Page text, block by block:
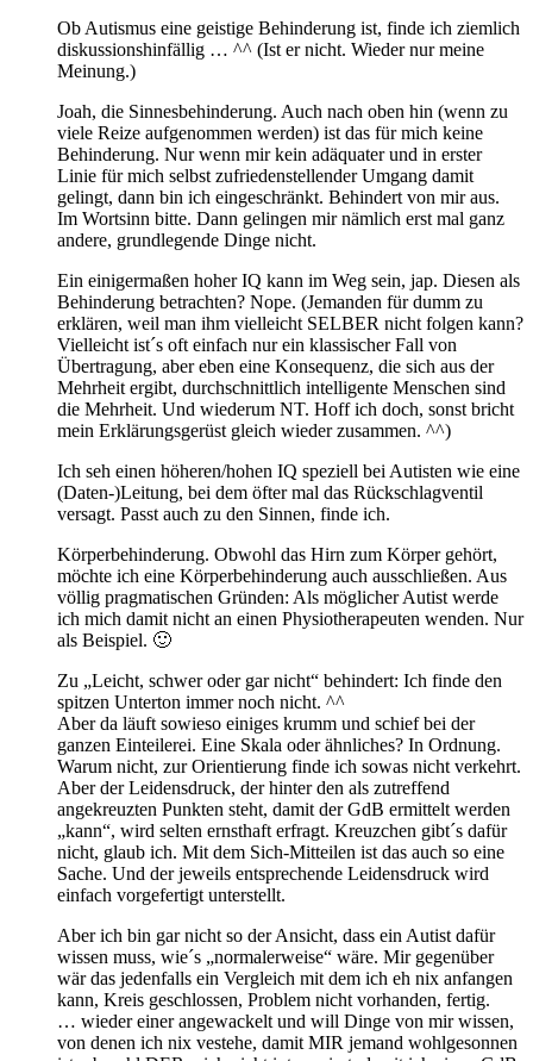
Ob Autismus eine geistige Behinderung ist, finde ich ziemlich
diskussionshinfällig … ^^ (Ist er nicht. Wieder nur meine
Meinung.)
Joah, die Sinnesbehinderung. Auch nach oben hin (wenn zu
viele Reize aufgenommen werden) ist das für mich keine
Behinderung. Nur wenn mir kein adäquater und in erster
Linie für mich selbst zufriedenstellender Umgang damit
gelingt, dann bin ich eingeschränkt. Behindert von mir aus.
Im Wortsinn bitte. Dann gelingen mir nämlich erst mal ganz
andere, grundlegende Dinge nicht.
Ein einigermaßen hoher IQ kann im Weg sein, jap. Diesen als
Behinderung betrachten? Nope. (Jemanden für dumm zu
erklären, weil man ihm vielleicht SELBER nicht folgen kann?
Vielleicht ist´s oft einfach nur ein klassischer Fall von
Übertragung, aber eben eine Konsequenz, die sich aus der
Mehrheit ergibt, durchschnittlich intelligente Menschen sind
die Mehrheit. Und wiederum NT. Hoff ich doch, sonst bricht
mein Erklärungsgerüst gleich wieder zusammen. ^^)
Ich seh einen höheren/hohen IQ speziell bei Autisten wie eine
(Daten-)Leitung, bei dem öfter mal das Rückschlagventil
versagt. Passt auch zu den Sinnen, finde ich.
Körperbehinderung. Obwohl das Hirn zum Körper gehört,
möchte ich eine Körperbehinderung auch ausschließen. Aus
völlig pragmatischen Gründen: Als möglicher Autist werde
ich mich damit nicht an einen Physiotherapeuten wenden. Nur
als Beispiel. 🙂
Zu „Leicht, schwer oder gar nicht“ behindert: Ich finde den
spitzen Unterton immer noch nicht. ^^
Aber da läuft sowieso einiges krumm und schief bei der
ganzen Einteilerei. Eine Skala oder ähnliches? In Ordnung.
Warum nicht, zur Orientierung finde ich sowas nicht verkehrt.
Aber der Leidensdruck, der hinter den als zutreffend
angekreuzten Punkten steht, damit der GdB ermittelt werden
„kann“, wird selten ernsthaft erfragt. Kreuzchen gibt´s dafür
nicht, glaub ich. Mit dem Sich-Mitteilen ist das auch so eine
Sache. Und der jeweils entsprechende Leidensdruck wird
einfach vorgefertigt unterstellt.
Aber ich bin gar nicht so der Ansicht, dass ein Autist dafür
wissen muss, wie´s „normalerweise“ wäre. Mir gegenüber
wär das jedenfalls ein Vergleich mit dem ich eh nix anfangen
kann, Kreis geschlossen, Problem nicht vorhanden, fertig.
… wieder einer angewackelt und will Dinge von mir wissen,
von denen ich nix vestehe, damit MIR jemand wohlgesonnen